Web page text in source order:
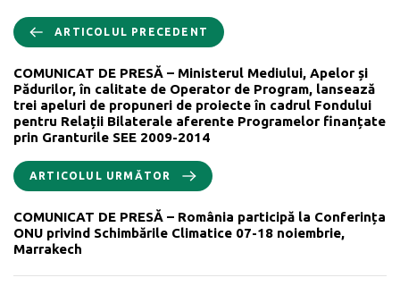
ARTICOLUL PRECEDENT
COMUNICAT DE PRESĂ – Ministerul Mediului, Apelor și
Pădurilor, în calitate de Operator de Program, lansează
trei apeluri de propuneri de proiecte în cadrul Fondului
pentru Relații Bilaterale aferente Programelor finanțate
prin Granturile SEE 2009-2014
ARTICOLUL URMĂTOR
COMUNICAT DE PRESĂ – România participă la Conferința
ONU privind Schimbările Climatice 07-18 noiembrie,
Marrakech